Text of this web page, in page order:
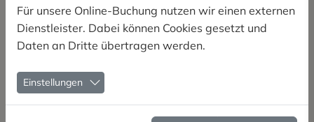
E-Mail Adresse*
Betreff*
Für unsere Online-Buchung nutzen wir einen externen
Dienstleister. Dabei können Cookies gesetzt und
Daten an Dritte übertragen werden.
Einstellungen